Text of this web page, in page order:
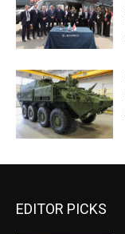
EDITOR PICKS